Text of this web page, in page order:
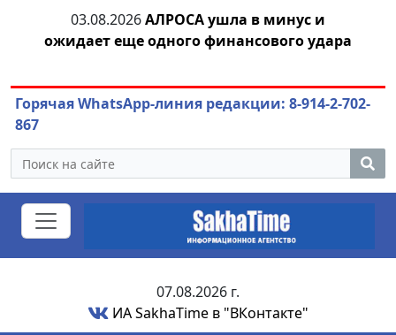
04.08.2026Маринычев у Путина: смотрины
или антикризисный разбор?
Горячая WhatsApp-линия редакции: 8-914-2-702-
867
07.08.2026 г.
ИА SakhaTime в "ВКонтакте"